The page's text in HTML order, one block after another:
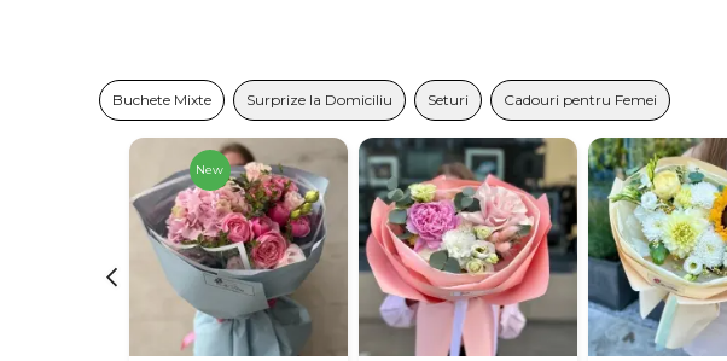
Buchete Mixte Surprize la Domiciliu Seturi Cadouri pentru Femei
New